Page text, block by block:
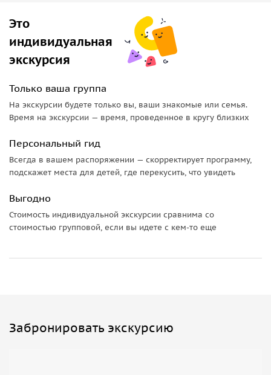
Это
индивидуальная
экскурсия
Только ваша группа
На экскурсии будете только вы, ваши знакомые или семья.
Время на экскурсии — время, проведенное в кругу близких
Персональный гид
Всегда в вашем распоряжении — скорректирует программу,
подскажет места для детей, где перекусить, что увидеть
Выгодно
Стоимость индивидуальной экскурсии сравнима со
стоимостью групповой, если вы идете с кем-то еще
Забронировать экскурсию